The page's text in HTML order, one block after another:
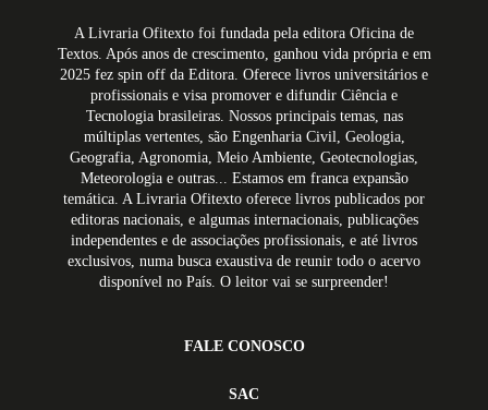
A Livraria Ofitexto foi fundada pela editora Oficina de
Textos. Após anos de crescimento, ganhou vida própria e em
2025 fez spin off da Editora. Oferece livros universitários e
profissionais e visa promover e difundir Ciência e
Tecnologia brasileiras. Nossos principais temas, nas
múltiplas vertentes, são Engenharia Civil, Geologia,
Geografia, Agronomia, Meio Ambiente, Geotecnologias,
Meteorologia e outras... Estamos em franca expansão
temática. A Livraria Ofitexto oferece livros publicados por
editoras nacionais, e algumas internacionais, publicações
independentes e de associações profissionais, e até livros
exclusivos, numa busca exaustiva de reunir todo o acervo
disponível no País. O leitor vai se surpreender!
FALE CONOSCO
SAC